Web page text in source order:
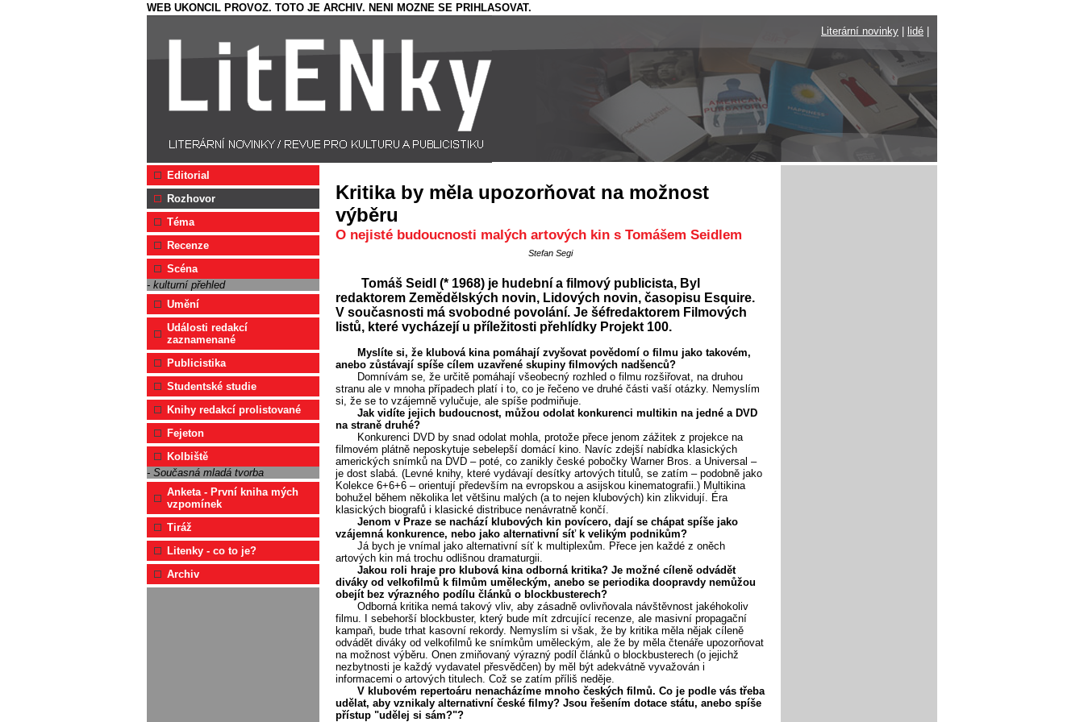
WEB UKONCIL PROVOZ. TOTO JE ARCHIV. NENI MOZNE SE PRIHLASOVAT.
Literární novinky
lidé
Editorial
Rozhovor
Téma
Recenze
Scéna
- kulturní přehled
Umění
Události redakcí
zaznamenané
Publicistika
Studentské studie
Knihy redakcí prolistované
Fejeton
Kolbiště
- Současná mladá tvorba
Anketa - První kniha mých
vzpomínek
Tiráž
Litenky - co to je?
Archiv
Kritika by měla upozorňovat na možnost
výběru
O nejisté budoucnosti malých artových kin s Tomášem Seidlem
Stefan Segi
Tomáš Seidl (* 1968) je hudební a filmový publicista, Byl
redaktorem Zemědělských novin, Lidových novin, časopisu Esquire.
V současnosti má svobodné povolání. Je šéfredaktorem Filmových
listů, které vycházejí u příležitosti přehlídky Projekt 100.
Myslíte si, že klubová kina pomáhají zvyšovat povědomí o filmu jako takovém,
anebo zůstávají spíše cílem uzavřené skupiny filmových nadšenců?
Domnívám se, že určitě pomáhají všeobecný rozhled o filmu rozšiřovat, na druhou
stranu ale v mnoha případech platí i to, co je řečeno ve druhé části vaší otázky. Nemyslím
si, že se to vzájemně vylučuje, ale spíše podmiňuje.
Jak vidíte jejich budoucnost, můžou odolat konkurenci multikin na jedné a DVD
na straně druhé?
Konkurenci DVD by snad odolat mohla, protože přece jenom zážitek z projekce na
filmovém plátně neposkytuje sebelepší domácí kino. Navíc zdejší nabídka klasických
amerických snímků na DVD – poté, co zanikly české pobočky Warner Bros. a Universal –
je dost slabá. (Levné knihy, které vydávají desítky artových titulů, se zatím – podobně jako
Kolekce 6+6+6 – orientují především na evropskou a asijskou kinematografii.) Multikina
bohužel během několika let většinu malých (a to nejen klubových) kin zlikvidují. Éra
klasických biografů i klasické distribuce nenávratně končí.
Jenom v Praze se nachází klubových kin povícero, dají se chápat spíše jako
vzájemná konkurence, nebo jako alternativní síť k velikým podnikům?
Já bych je vnímal jako alternativní síť k multiplexům. Přece jen každé z oněch
artových kin má trochu odlišnou dramaturgii.
Jakou roli hraje pro klubová kina odborná kritika? Je možné cíleně odvádět
diváky od velkofilmů k filmům uměleckým, anebo se periodika doopravdy nemůžou
obejít bez výrazného podílu článků o blockbusterech?
Odborná kritika nemá takový vliv, aby zásadně ovlivňovala návštěvnost jakéhokoliv
filmu. I sebehorší blockbuster, který bude mít zdrcující recenze, ale masivní propagační
kampaň, bude trhat kasovní rekordy. Nemyslím si však, že by kritika měla nějak cíleně
odvádět diváky od velkofilmů ke snímkům uměleckým, ale že by měla čtenáře upozorňovat
na možnost výběru. Onen zmiňovaný výrazný podíl článků o blockbusterech (o jejichž
nezbytnosti je každý vydavatel přesvědčen) by měl být adekvátně vyvažován i
informacemi o artových titulech. Což se zatím příliš neděje.
V klubovém repertoáru nenacházíme mnoho českých filmů. Co je podle vás třeba
udělat, aby vznikaly alternativní české filmy? Jsou řešením dotace státu, anebo spíše
přístup "udělej si sám?"?